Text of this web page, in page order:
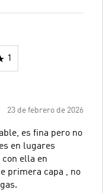
1
23 de febrero de 2026
es fina pero no
en lugares
ella en
primera capa , no